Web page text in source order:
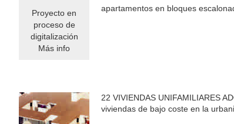
Proyecto en
proceso de
digitalización
Más info
apartamentos en bloques
22 VIVIENDAS UNIFAMILIARES
viviendas de bajo coste en la